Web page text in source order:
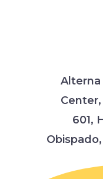
Alterna
Center,
601,
Obispado,